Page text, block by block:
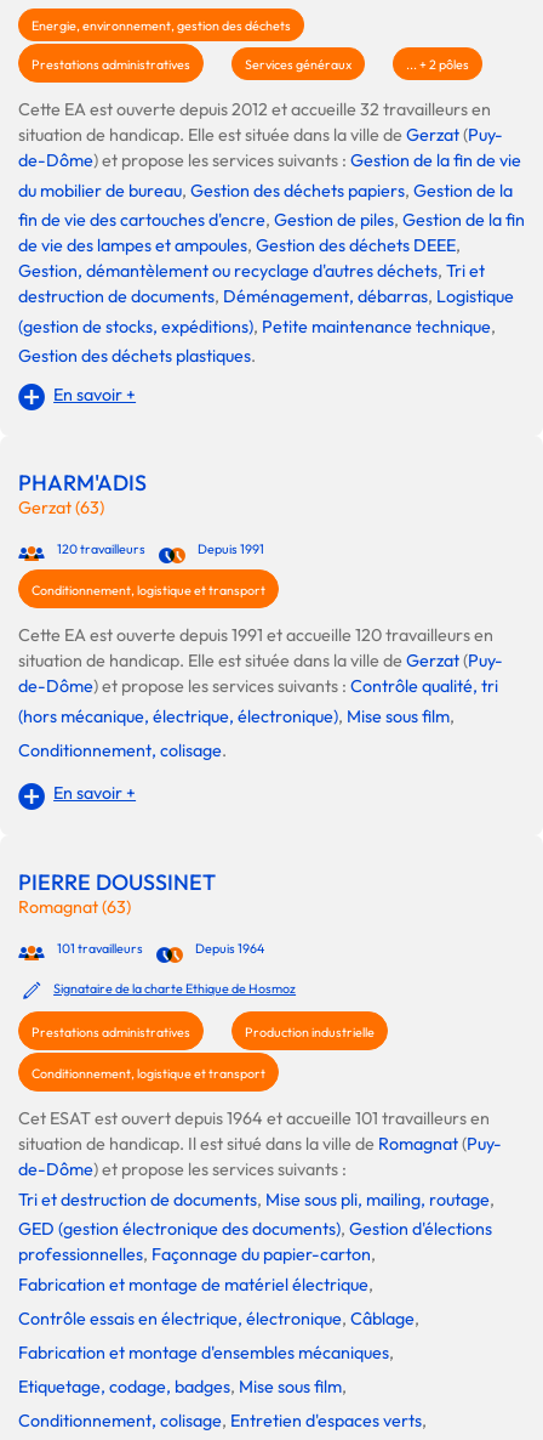
Energie, environnement, gestion des déchets
Prestations administratives Services généraux ... + 2 pôles
Cette EA est ouverte depuis 2012 et accueille 32 travailleurs en
situation de handicap. Elle est située dans la ville deGerzat(Puy-
de-Dôme) et propose les services suivants : Gestion de la fin de vie
du mobilier de bureau, Gestion des déchets papiers, Gestion de la
fin de vie des cartouches d'encre, Gestion de piles, Gestion de la fin
de vie des lampes et ampoules, Gestion des déchets DEEE,
Gestion, démantèlement ou recyclage d'autres déchets, Tri et
destruction de documents, Déménagement, débarras, Logistique
(gestion de stocks, expéditions), Petite maintenance technique,
Gestion des déchets plastiques.
En savoir +
PHARM'ADIS
Gerzat (63)
120 travailleurs Depuis 1991
Conditionnement, logistique et transport
Cette EA est ouverte depuis 1991 et accueille 120 travailleurs en
situation de handicap. Elle est située dans la ville deGerzat(Puy-
de-Dôme) et propose les services suivants : Contrôle qualité, tri
(hors mécanique, électrique, électronique), Mise sous film,
Conditionnement, colisage.
En savoir +
PIERRE DOUSSINET
Romagnat (63)
101 travailleurs Depuis 1964
Signataire de la charte Ethique de Hosmoz
Prestations administratives Production industrielle
Conditionnement, logistique et transport
Cet ESAT est ouvert depuis 1964 et accueille 101 travailleurs en
situation de handicap. Il est situé dans la ville de Romagnat(Puy-
de-Dôme) et propose les services suivants :
Tri et destruction de documents, Mise sous pli, mailing, routage,
GED (gestion électronique des documents), Gestion d'élections
professionnelles, Façonnage du papier-carton,
Fabrication et montage de matériel électrique,
Contrôle essais en électrique, électronique, Câblage,
Fabrication et montage d'ensembles mécaniques,
Etiquetage, codage, badges, Mise sous film,
Conditionnement, colisage, Entretien d'espaces verts,